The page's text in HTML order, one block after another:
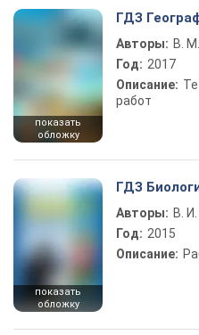
показать
обложку
ГДЗ
Авторы: В.
Год: 2017
Описание:
работ
показать
обложку
ГДЗ
Авторы: В.
Год: 2015
Описание: